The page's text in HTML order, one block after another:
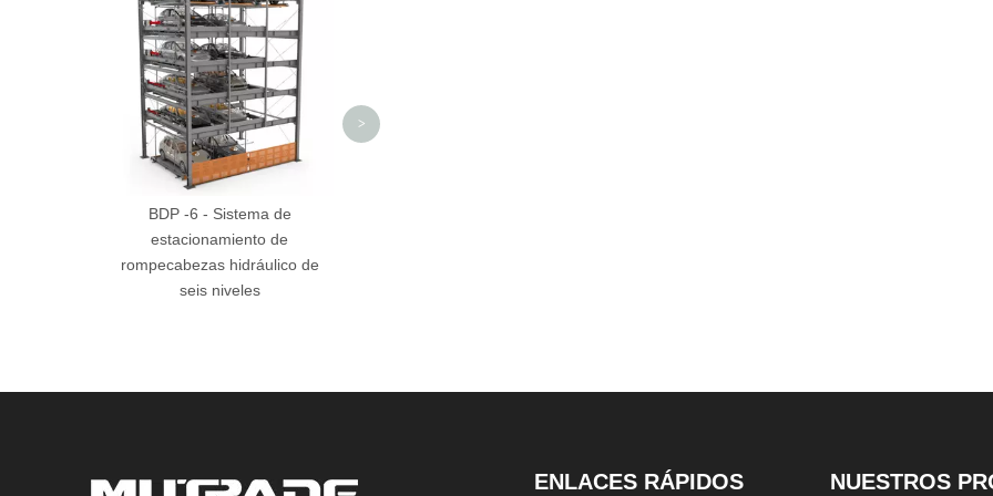
BDP -6 - Sistema de
estacionamiento de
rompecabezas hidráulico de
seis niveles
>
ENLACES RÁPIDOS NUESTROS